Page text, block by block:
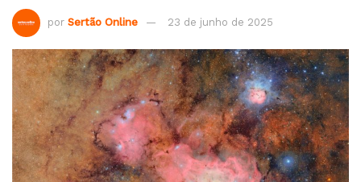
por Sertão Online 23 de junho de 2025